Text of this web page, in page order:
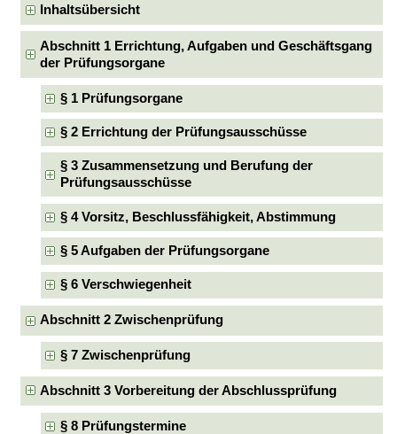
Inhaltsübersicht
Abschnitt 1 Errichtung, Aufgaben und Geschäftsgang
der Prüfungsorgane
§ 1 Prüfungsorgane
§ 2 Errichtung der Prüfungsausschüsse
§ 3 Zusammensetzung und Berufung der
Prüfungsausschüsse
§ 4 Vorsitz, Beschlussfähigkeit, Abstimmung
§ 5 Aufgaben der Prüfungsorgane
§ 6 Verschwiegenheit
Abschnitt 2 Zwischenprüfung
§ 7 Zwischenprüfung
Abschnitt 3 Vorbereitung der Abschlussprüfung
§ 8 Prüfungstermine